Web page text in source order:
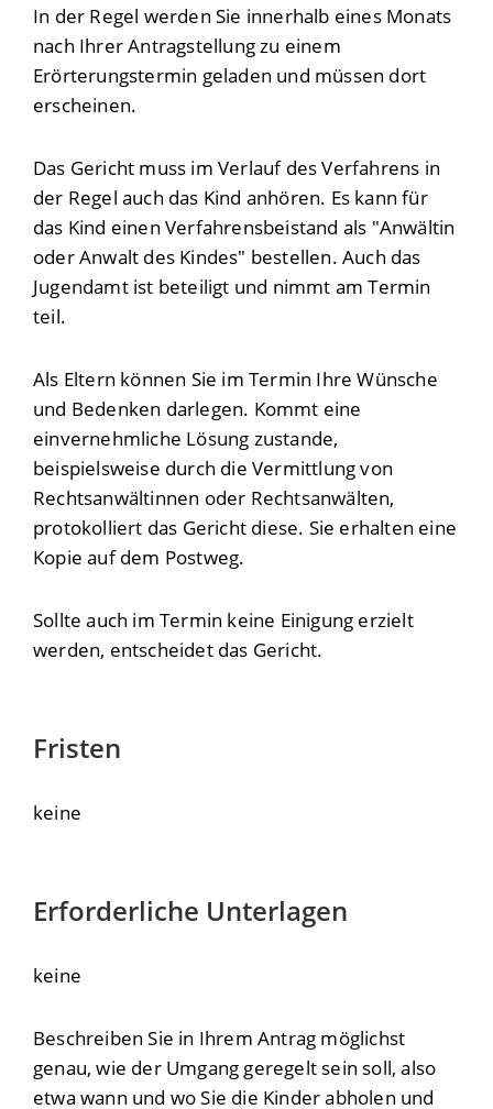
In der Regel werden Sie innerhalb eines Monats
nach Ihrer Antragstellung zu einem
Erörterungstermin geladen und müssen dort
erscheinen.
Das Gericht muss im Verlauf des Verfahrens in
der Regel auch das Kind anhören. Es kann für
das Kind einen Verfahrensbeistand als "Anwältin
oder Anwalt des Kindes" bestellen. Auch das
Jugendamt ist beteiligt und nimmt am Termin
teil.
Als Eltern können Sie im Termin Ihre Wünsche
und Bedenken darlegen. Kommt eine
einvernehmliche Lösung zustande,
beispielsweise durch die Vermittlung von
Rechtsanwältinnen oder Rechtsanwälten,
protokolliert das Gericht diese. Sie erhalten eine
Kopie auf dem Postweg.
Sollte auch im Termin keine Einigung erzielt
werden, entscheidet das Gericht.
Fristen
keine
Erforderliche Unterlagen
keine
Beschreiben Sie in Ihrem Antrag möglichst
genau, wie der Umgang geregelt sein soll, also
etwa wann und wo Sie die Kinder abholen und